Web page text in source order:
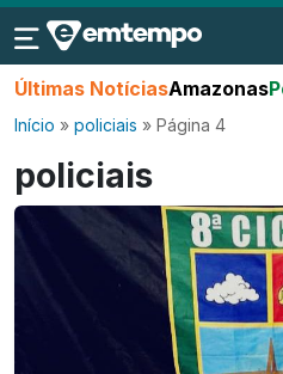
Últimas NotíciasAmazonas
Início » policiais » Página 4
policiais